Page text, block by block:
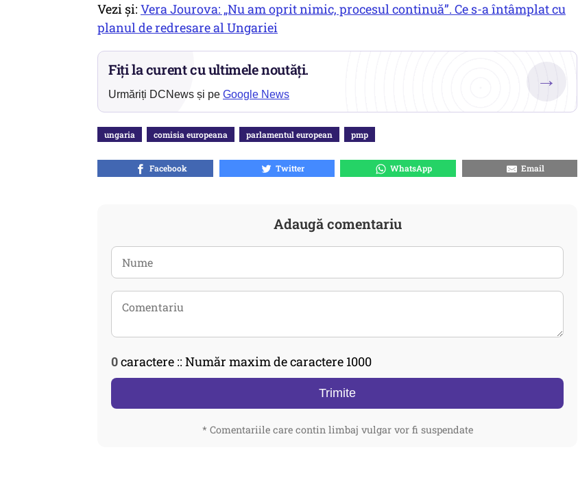
Vezi și: Vera Jourova: „Nu am oprit nimic, procesul continuă”. Ce s-a întâmplat cu
planul de redresare al Ungariei
Fiți la curent cu ultimele noutăți.
Urmăriți DCNews și pe Google News
→
ungaria comisia europeana parlamentul european pmp
Facebook Twitter WhatsApp Email
Adaugă comentariu
0caractere :: Număr maxim de caractere 1000
Trimite
* Comentariile care contin limbaj vulgar vor fi suspendate